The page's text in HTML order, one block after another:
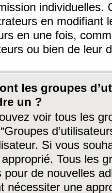
individuelles.
en modifiant
en une fois,
ou bien de leur
les groupes
un ?
voir tous les
Si vous
Tous les
pour de nouvelles
nécessiter une